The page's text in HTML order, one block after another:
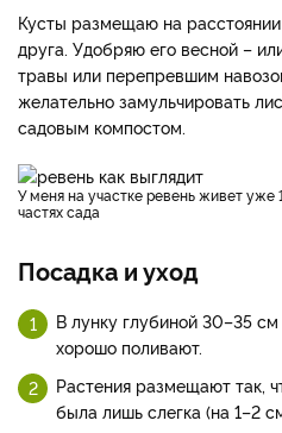
Кусты размещаю на
друга. Удобряю его весной –
травы или перепревшим
желательно замульчировать
садовым компостом.
У меня на участке ревень живет уже 15 лет и растет кустами в разных
частях сада
Посадка и уход
В лунку глубиной 30–35 см
хорошо поливают.
Растения размещают так,
была лишь слегка (на 1–2